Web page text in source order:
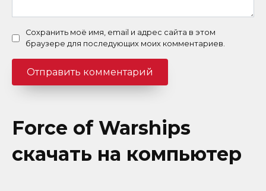
Force of Warships
скачать на компьютер
Сохранить моё имя, email и адрес сайта в этом
браузере для последующих моих комментариев.